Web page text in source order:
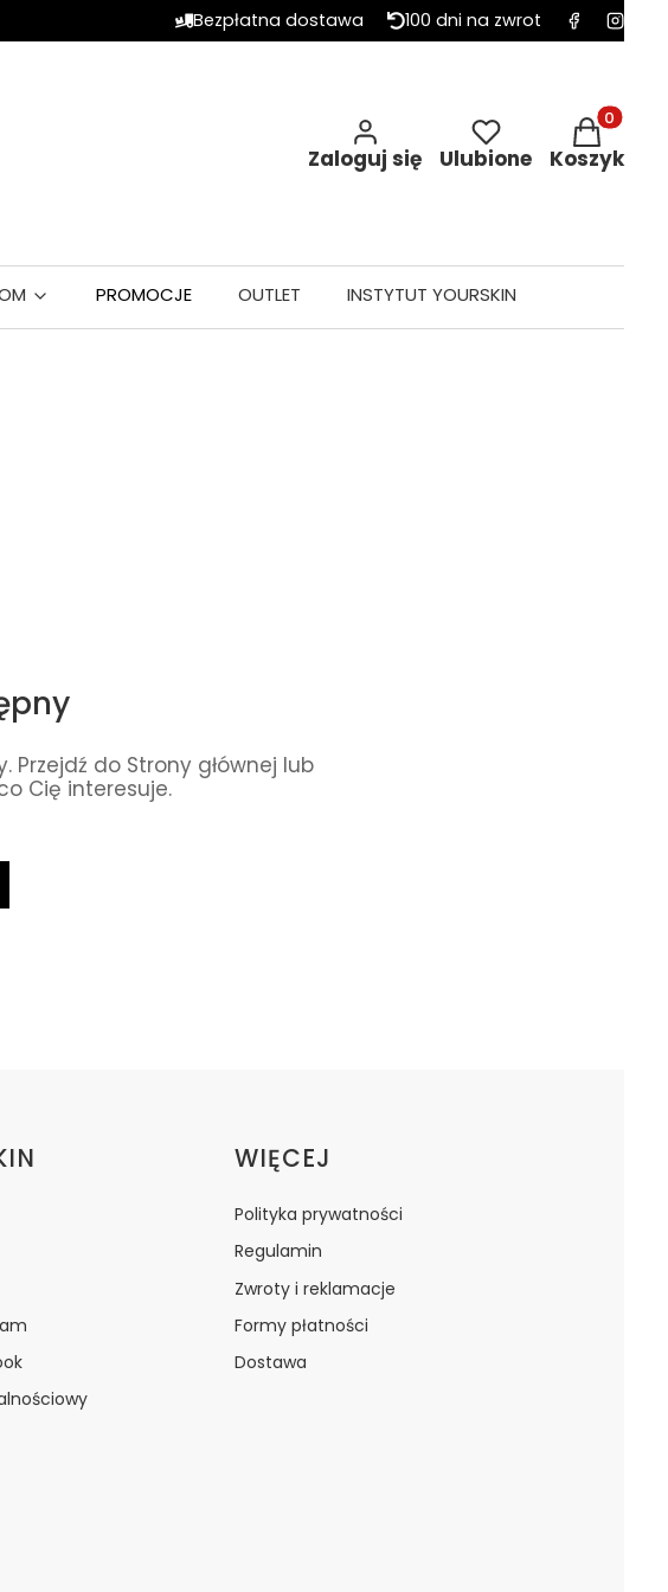
Bezpłatna dostawa 100 dni na zwrot
Zaloguj się Ulubione
Produkty
Koszyk
PROMOCJE OUTLET INSTYTUT YOURSKIN
Przejdź do Strony głównej lub
Cię interesuje.
WIĘCEJ
Polityka prywatności
Regulamin
Zwroty i reklamacje
Formy płatności
Dostawa